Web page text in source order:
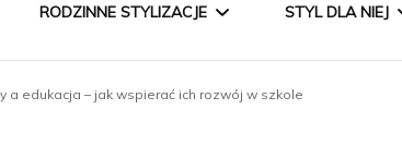
RODZINNE STYLIZACJE STYL DLA NIEJ
a edukacja – jak wspierać ich rozwój w szkole